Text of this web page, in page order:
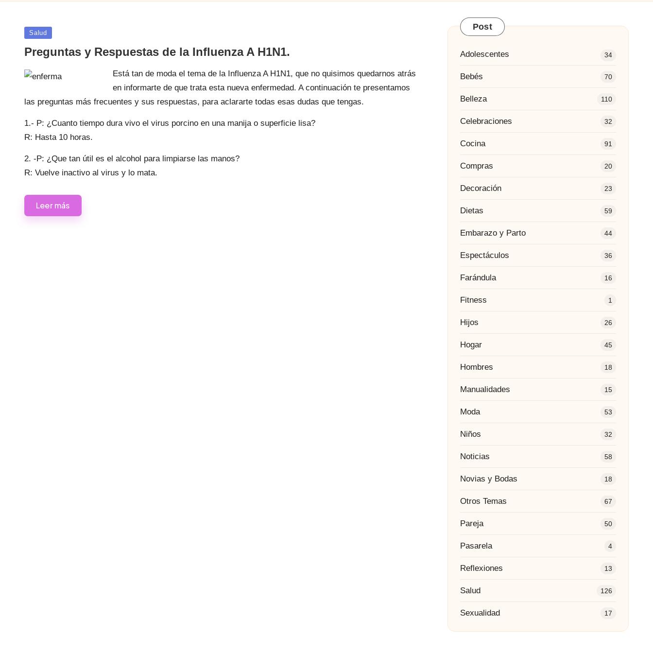
Publicada
Salud
Preguntas y Respuestas de la Influenza A H1N1.
Está tan de moda el tema de la Influenza A H1N1, que no quisimos quedarnos atrás
en informarte de que trata esta nueva enfermedad. A continuación te presentamos
las preguntas más frecuentes y sus respuestas, para aclararte todas esas dudas que tengas.
1.- P: ¿Cuanto tiempo dura vivo el virus porcino en una manija o superficie lisa?
R: Hasta 10 horas.
2. -P: ¿Que tan útil es el alcohol para limpiarse las manos?
R: Vuelve inactivo al virus y lo mata.
Leer más
Post
Adolescentes 34
Bebés 70
Belleza 110
Celebraciones 32
Cocina 91
Compras 20
Decoración 23
Dietas 59
Embarazo y Parto 44
Espectáculos 36
Farándula 16
Fitness 1
Hijos 26
Hogar 45
Hombres 18
Manualidades 15
Moda 53
Niños 32
Noticias 58
Novias y Bodas 18
Otros Temas 67
Pareja 50
Pasarela 4
Reflexiones 13
Salud 126
Sexualidad 17